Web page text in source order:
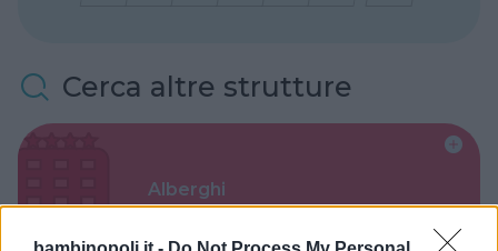
Cerca altre strutture
Alberghi